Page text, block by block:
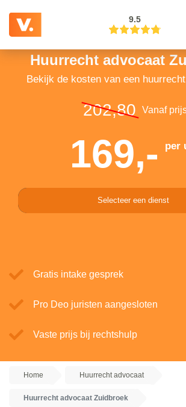
9.5
Huurrecht advocaat
Bekijk de kosten van een
202,80 Vanaf
169,- per
Selecteer een dienst
Gratis intake gesprek
Pro Deo juristen aangesloten
Vaste prijs bij rechtshulp
Home Huurrecht advocaat
Huurrecht advocaat Zuidbroek